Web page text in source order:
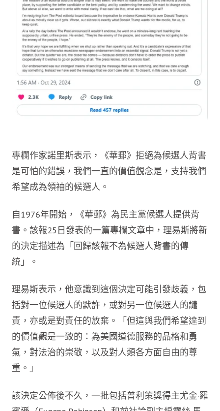
專欄作家諾里斯表示，《華郵》拒絕為候選人背書
是可怕的錯誤，我們一直的價值觀念是，支持我們
希望成為領袖的候選人。
自1976年開始，《華郵》為民主黨候選人提供背
書。 該報25日發表的一篇專欄文章中，理易斯將新
的決定描述為「回歸該報不為候選人背書的傳
統」。
理易斯表示，他意識到這個決定可能引發歧義，包
括對一位候選人的默許，或對另一位候選人的譴
責，亦或是對責任的放棄。「但這與我們希望達到
的價值觀是一致的：為美國道德服務的品格和勇
氣，對法治的崇敬，以及對人類各方面自由的尊
重。」
該決定公佈後不久，一批包括普利策獎得主尤金·羅